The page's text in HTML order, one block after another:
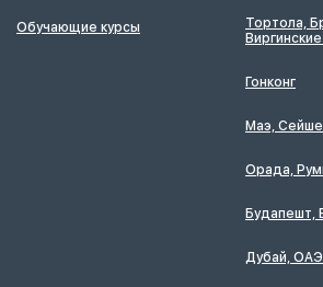
Обучающие курсы
Тортола,
Гонконг
Маэ,
Орада,
Будапешт,
Дубай, ОАЭ